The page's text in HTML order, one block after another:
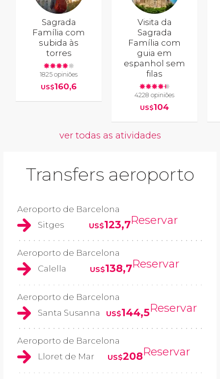
Sagrada
Família com
subida às
torres
1825 opiniões
US$160,6
Visita da
Sagrada
Família com
guia em
espanhol sem
filas
4228 opiniões
US$104
ver todas as atividades
Transfers aeroporto
Aeroporto de Barcelona
Sitges
US$123,7Reservar
Aeroporto de Barcelona
Calella
US$138,7Reservar
Aeroporto de Barcelona
Santa Susanna
US$144,5Reservar
Aeroporto de Barcelona
Lloret de Mar
US$208Reservar